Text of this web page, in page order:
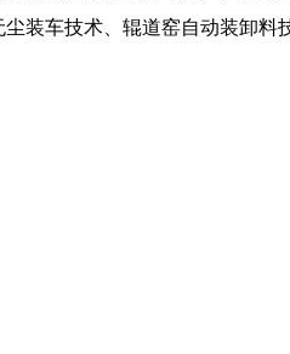
装车技术、辊道窑自动装卸料